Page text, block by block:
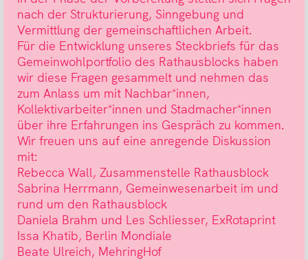
nach der Strukturierung, Sinngebung und
Vermittlung der gemeinschaftlichen Arbeit.
Für die Entwicklung unseres Steckbriefs für das
Gemeinwohlportfolio des Rathausblocks haben
wir diese Fragen gesammelt und nehmen das
zum Anlass um mit Nachbar*innen,
Kollektivarbeiter*innen und Stadmacher*innen
über ihre Erfahrungen ins Gespräch zu kommen.
Wir freuen uns auf eine anregende Diskussion
mit:
Rebecca Wall, Zusammenstelle Rathausblock
Sabrina Herrmann, Gemeinwesenarbeit im und
rund um den Rathausblock
Daniela Brahm und Les Schliesser, ExRotaprint
Issa Khatib, Berlin Mondiale
Beate Ulreich, MehringHof